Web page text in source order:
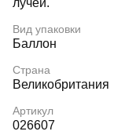
лучей.
Вид упаковки
Баллон
Страна
Великобритания
Артикул
026607